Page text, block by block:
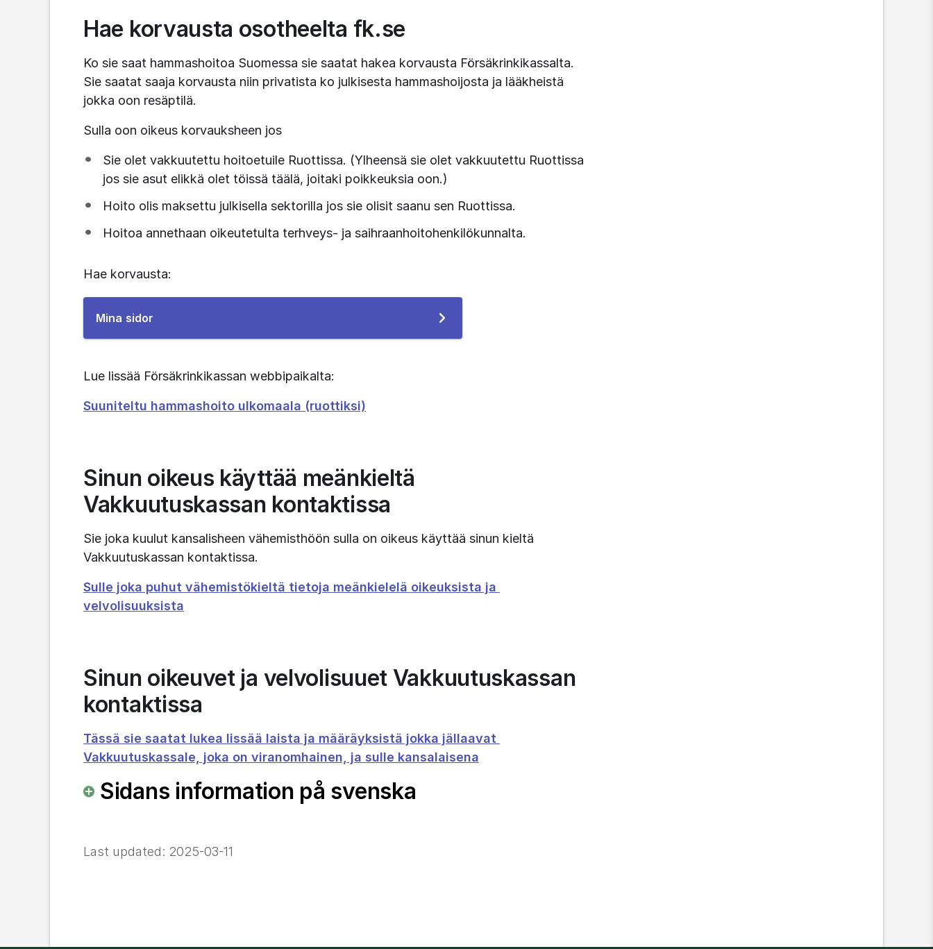
Hae korvausta osotheelta fk.se
Ko sie saat hammashoitoa Suomessa sie saatat hakea korvausta Försäkrinkikassalta.
Sie saatat saaja korvausta niin privatista ko julkisesta hammashoijosta ja lääkheistä
jokka oon resäptilä.
Sulla oon oikeus korvauksheen jos
Sie olet vakkuutettu hoitoetuile Ruottissa. (Ylheensä sie olet vakkuutettu Ruottissa
jos sie asut elikkä olet töissä täälä, joitaki poikkeuksia oon.)
Hoito olis maksettu julkisella sektorilla jos sie olisit saanu sen Ruottissa.
Hoitoa annethaan oikeutetulta terhveys- ja saihraanhoitohenkilökunnalta.
Hae korvausta:
Mina sidor
Lue lissää Försäkrinkikassan webbipaikalta:
Suuniteltu hammashoito ulkomaala (ruottiksi)
Sinun oikeus käyttää meänkieltä
Vakkuutuskassan kontaktissa
Sie joka kuulut kansalisheen vähemisthöön sulla on oikeus käyttää sinun kieltä
Vakkuutuskassan kontaktissa.
Sulle joka puhut vähemistökieltä tietoja meänkielelä oikeuksista ja
velvolisuuksista
Sinun oikeuvet ja velvolisuuet Vakkuutuskassan
kontaktissa
Tässä sie saatat lukea lissää laista ja määräyksistä jokka jällaavat
Vakkuutuskassale, joka on viranomhainen, ja sulle kansalaisena
Sidans information på svenska
Last updated: 2025-03-11